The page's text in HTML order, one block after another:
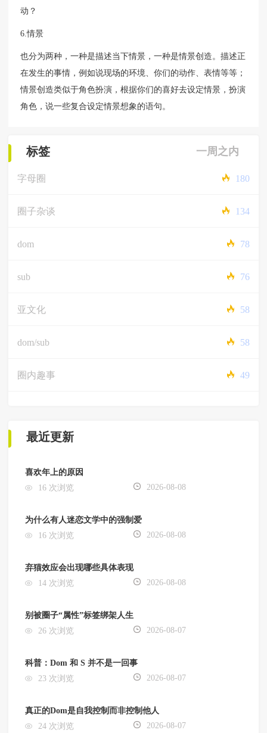
动？
6.情景
也分为两种，一种是描述当下情景，一种是情景创造。描述正
在发生的事情，例如说现场的环境、你们的动作、表情等等；
情景创造类似于角色扮演，根据你们的喜好去设定情景，扮演
角色，说一些复合设定情景想象的语句。
标签 一周之内
字母圈 180
圈子杂谈 134
dom 78
sub 76
亚文化 58
dom/sub 58
圈内趣事 49
最近更新
喜欢年上的原因
16 次浏览
2026-08-08
为什么有人迷恋文学中的强制爱
16 次浏览
2026-08-08
弃猫效应会出现哪些具体表现
14 次浏览
2026-08-08
别被圈子“属性”标签绑架人生
26 次浏览
2026-08-07
科普：Dom 和 S 并不是一回事
23 次浏览
2026-08-07
真正的Dom是自我控制而非控制他人
24 次浏览
2026-08-07